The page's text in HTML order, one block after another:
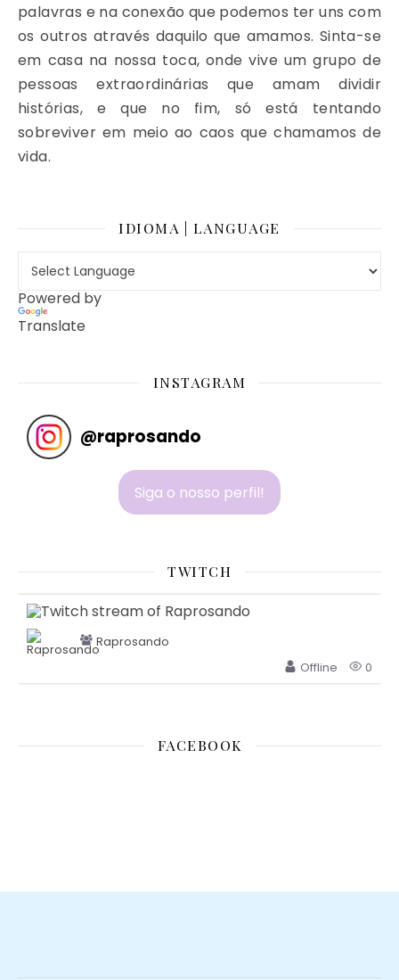
palavras e na conexão que podemos ter uns com
os outros através daquilo que amamos. Sinta-se
em casa na nossa toca, onde vive um grupo de
pessoas extraordinárias que amam dividir
histórias, e que no fim, só está tentando
sobreviver em meio ao caos que chamamos de
vida.
IDIOMA | LANGUAGE
Powered by
Translate
INSTAGRAM
@raprosando
Siga o nosso perfil!
TWITCH
Raprosando
Offline
0
FACEBOOK